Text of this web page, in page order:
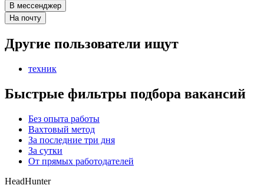
В мессенджер
На почту
Другие пользователи ищут
техник
Быстрые фильтры подбора вакансий
Без опыта работы
Вахтовый метод
За последние три дня
За сутки
От прямых работодателей
HeadHunter